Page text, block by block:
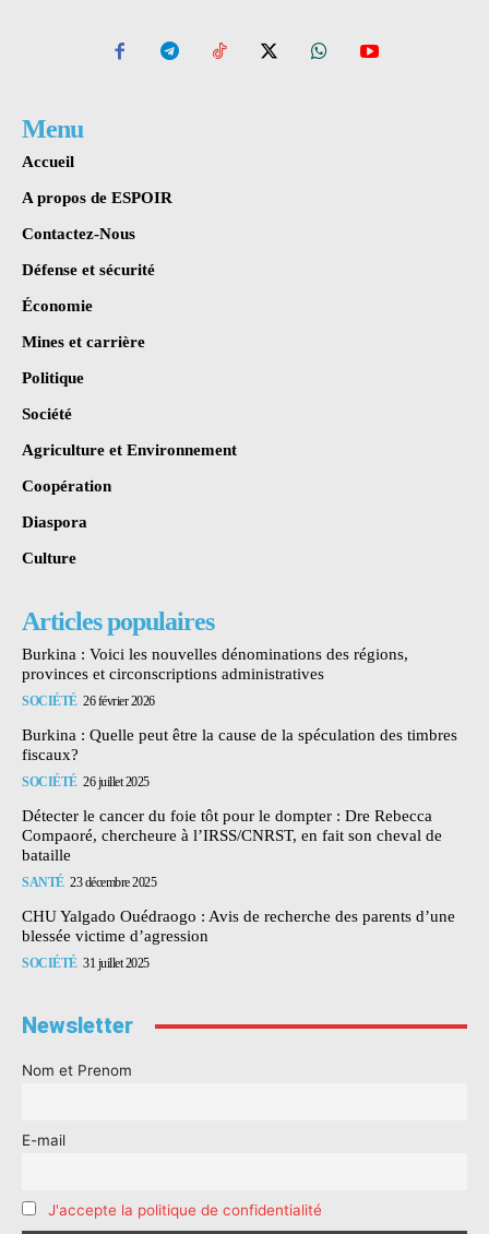
Menu
Accueil
A propos de ESPOIR
Contactez-Nous
Défense et sécurité
Économie
Mines et carrière
Politique
Société
Agriculture et Environnement
Coopération
Diaspora
Culture
Articles populaires
Burkina : Voici les nouvelles dénominations des régions,
provinces et circonscriptions administratives
SOCIÉTÉ 26 février 2026
Burkina : Quelle peut être la cause de la spéculation des timbres
fiscaux?
SOCIÉTÉ 26 juillet 2025
Détecter le cancer du foie tôt pour le dompter : Dre Rebecca
Compaoré, chercheure à l’IRSS/CNRST, en fait son cheval de
bataille
SANTÉ 23 décembre 2025
CHU Yalgado Ouédraogo : Avis de recherche des parents d’une
blessée victime d’agression
SOCIÉTÉ 31 juillet 2025
Newsletter
Nom et Prenom
E-mail
J'accepte la politique de confidentialité